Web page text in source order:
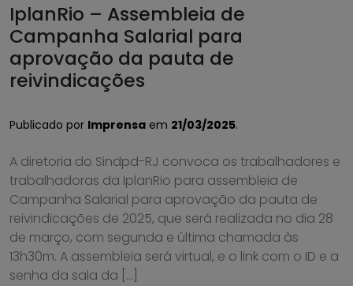
IplanRio – Assembleia de
Campanha Salarial para
aprovação da pauta de
reivindicações
Publicado por Imprensa em 21/03/2025.
A diretoria do Sindpd-RJ convoca os trabalhadores e
trabalhadoras da IplanRio para assembleia de
Campanha Salarial para aprovação da pauta de
reivindicações de 2025, que será realizada no dia 28
de março, com segunda e última chamada às
13h30m. A assembleia será virtual, e o link com o ID e a
senha da sala da […]